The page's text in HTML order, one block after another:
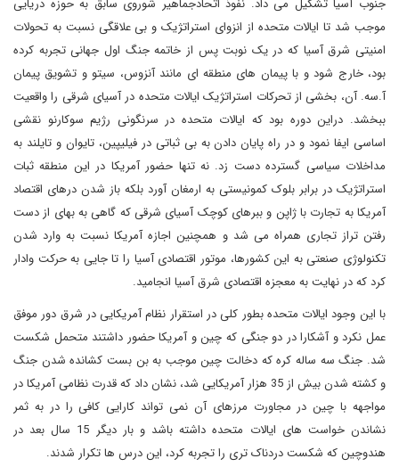
جنوب آسیا تشکیل می داد. نفوذ اتحادجماهیر شوروی سابق به حوزه دریایی
موجب شد تا ایالات متحده از انزوای استراتژیک و بی علاقگی نسبت به تحولات
امنیتی شرق آسیا که در یک نوبت پس از خاتمه جنگ اول جهانی تجربه کرده
بود، خارج شود و با پیمان های منطقه ای مانند آنزوس، سیتو و تشویق پیمان
آ.سه. آن، بخشی از تحرکات استراتژیک ایالات متحده در آسیای شرقی را واقعیت
ببخشد. دراین دوره بود که ایالات متحده در سرنگونی رژیم سوکارنو نقشی
اساسی ایفا نمود و در راه پایان دادن به بی ثباتی در فیلیپین، تایوان و تایلند به
مداخلات سیاسی گسترده دست زد. نه تنها حضور آمریکا در این منطقه ثبات
استراتژیک در برابر بلوک کمونیستی به ارمغان آورد بلکه باز شدن درهای اقتصاد
آمریکا به تجارت با ژاپن و ببرهای کوچک آسیای شرقی که گاهی به بهای از دست
رفتن تراز تجاری همراه می شد و همچنین اجازه آمریکا نسبت به وارد شدن
تکنولوژی صنعتی به این کشورها، موتور اقتصادی آسیا را تا جایی به حرکت وادار
کرد که در نهایت به معجزه اقتصادی شرق آسیا انجامید.
با این وجود ایالات متحده بطور کلی در استقرار نظام آمریکایی در شرق دور موفق
عمل نکرد و آشکارا در دو جنگی که چین و آمریکا حضور داشتند متحمل شکست
شد. جنگ سه ساله کره که دخالت چین موجب به بن بست کشانده شدن جنگ
و کشته شدن بیش از 35 هزار آمریکایی شد، نشان داد که قدرت نظامی آمریکا در
مواجهه با چین در مجاورت مرزهای آن نمی تواند کارایی کافی را در به ثمر
نشاندن خواست های ایالات متحده داشته باشد و بار دیگر 15 سال بعد در
هندوچین که شکست دردناک تری را تجربه کرد، این درس ها تکرار شدند.